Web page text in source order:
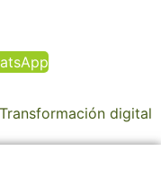
Transformación digital